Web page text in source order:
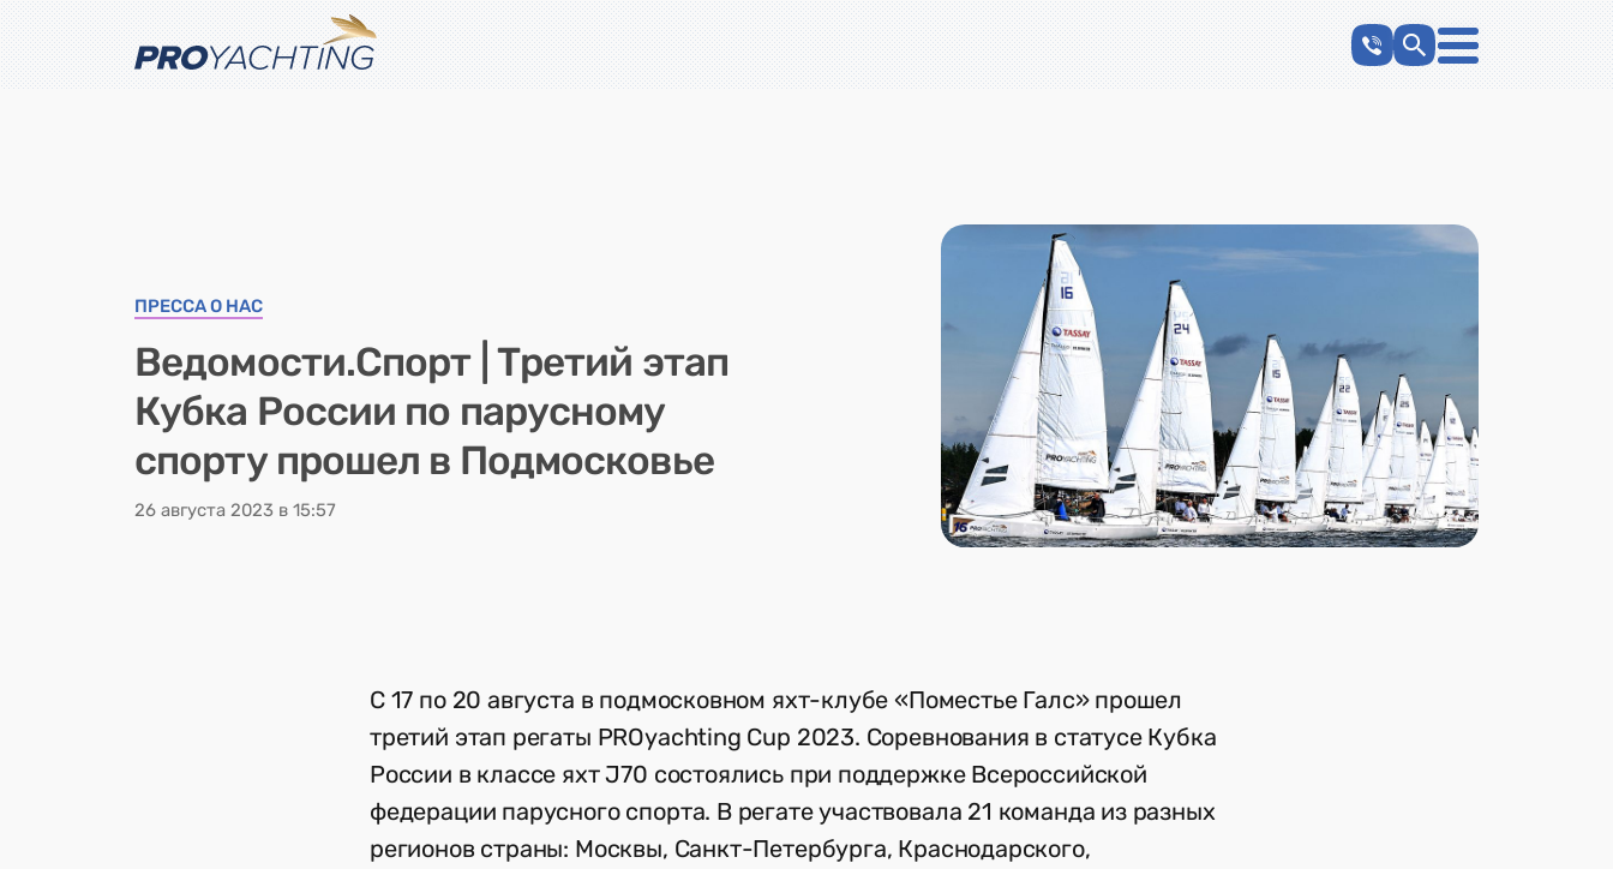
ПРЕССА О НАС
Ведомости.Спорт | Третий этап
Кубка России по парусному
спорту прошел в Подмосковье
26 августа 2023 в 15:57
C 17 по 20 августа в подмосковном яхт-клубе «Поместье Галс» прошел
третий этап регаты PROyachting Cup 2023. Соревнования в статусе Кубка
России в классе яхт J70 состоялись при поддержке Всероссийской
федерации парусного спорта. В регате участвовала 21 команда из разных
регионов страны: Москвы, Санкт-Петербурга, Краснодарского,